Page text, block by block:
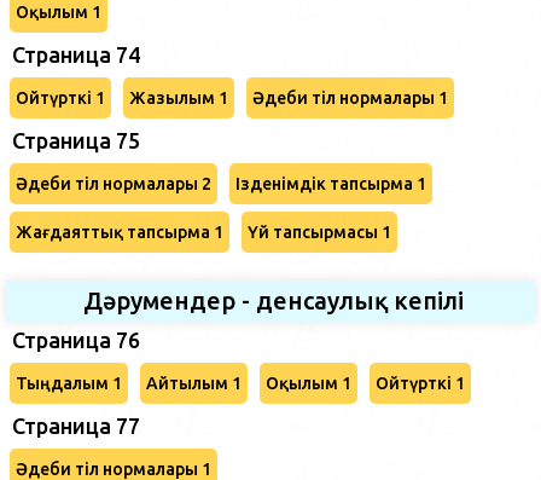
Оқылым 1
Страница 74
Ойтүрткі 1 Жазылым 1 Әдеби тіл нормалары 1
Страница 75
Әдеби тіл нормалары 2 Ізденімдік тапсырма 1
Жағдаяттық тапсырма 1 Үй тапсырмасы 1
Дәрумендер - денсаулық кепілі
Страница 76
Тыңдалым 1 Айтылым 1 Оқылым 1 Ойтүрткі 1
Страница 77
Әдеби тіл нормалары 1